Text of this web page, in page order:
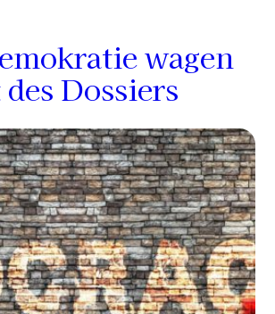
wagen
Dossiers